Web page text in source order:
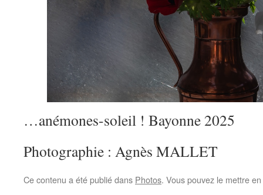
…anémones-soleil ! Bayonne 2025
Photographie : Agnès MALLET
Ce contenu a été publié dans Photos. Vous pouvez le mettre